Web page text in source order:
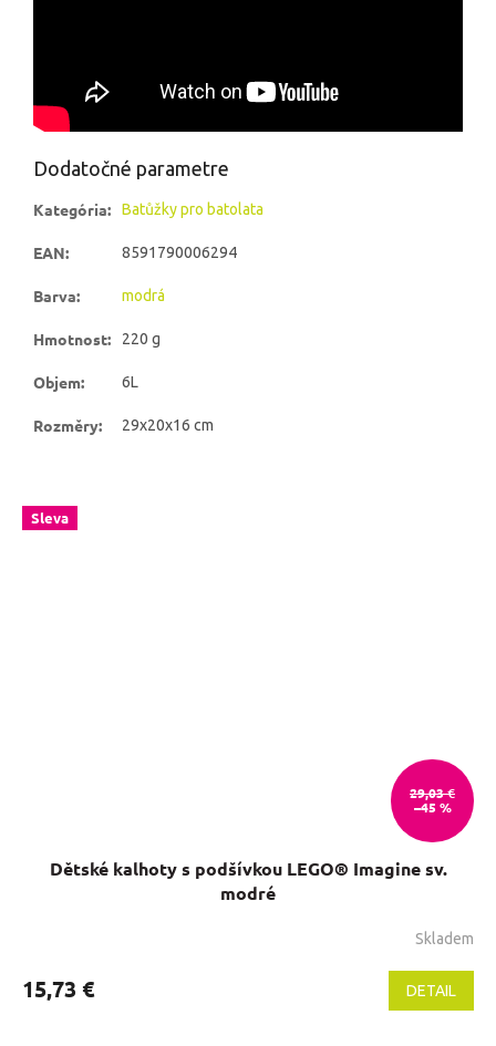
Dodatočné parametre
Kategória: Batůžky pro batolata
EAN: 8591790006294
Barva: modrá
Hmotnost: 220 g
Objem: 6L
Rozměry: 29x20x16 cm
Sleva
29,03 €
–45 %
Dětské kalhoty s podšívkou LEGO® Imagine sv.
modré
produktu
Skladem
15,73 € DETAIL